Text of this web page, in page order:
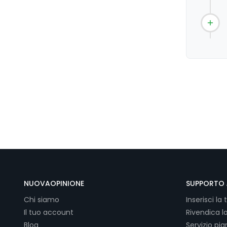
NUOVAOPINIONE
Chi siamo
Il tuo account
Blog
SUPPORTO
Inserisci la
Rivendica
Servizio